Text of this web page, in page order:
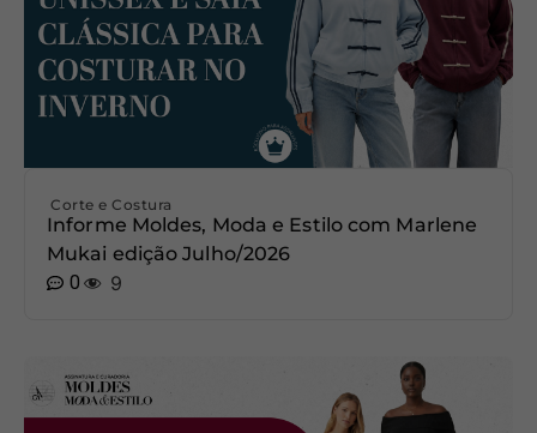
Corte e Costura
Informe Moldes, Moda e Estilo com Marlene
Mukai edição Julho/2026
0
9